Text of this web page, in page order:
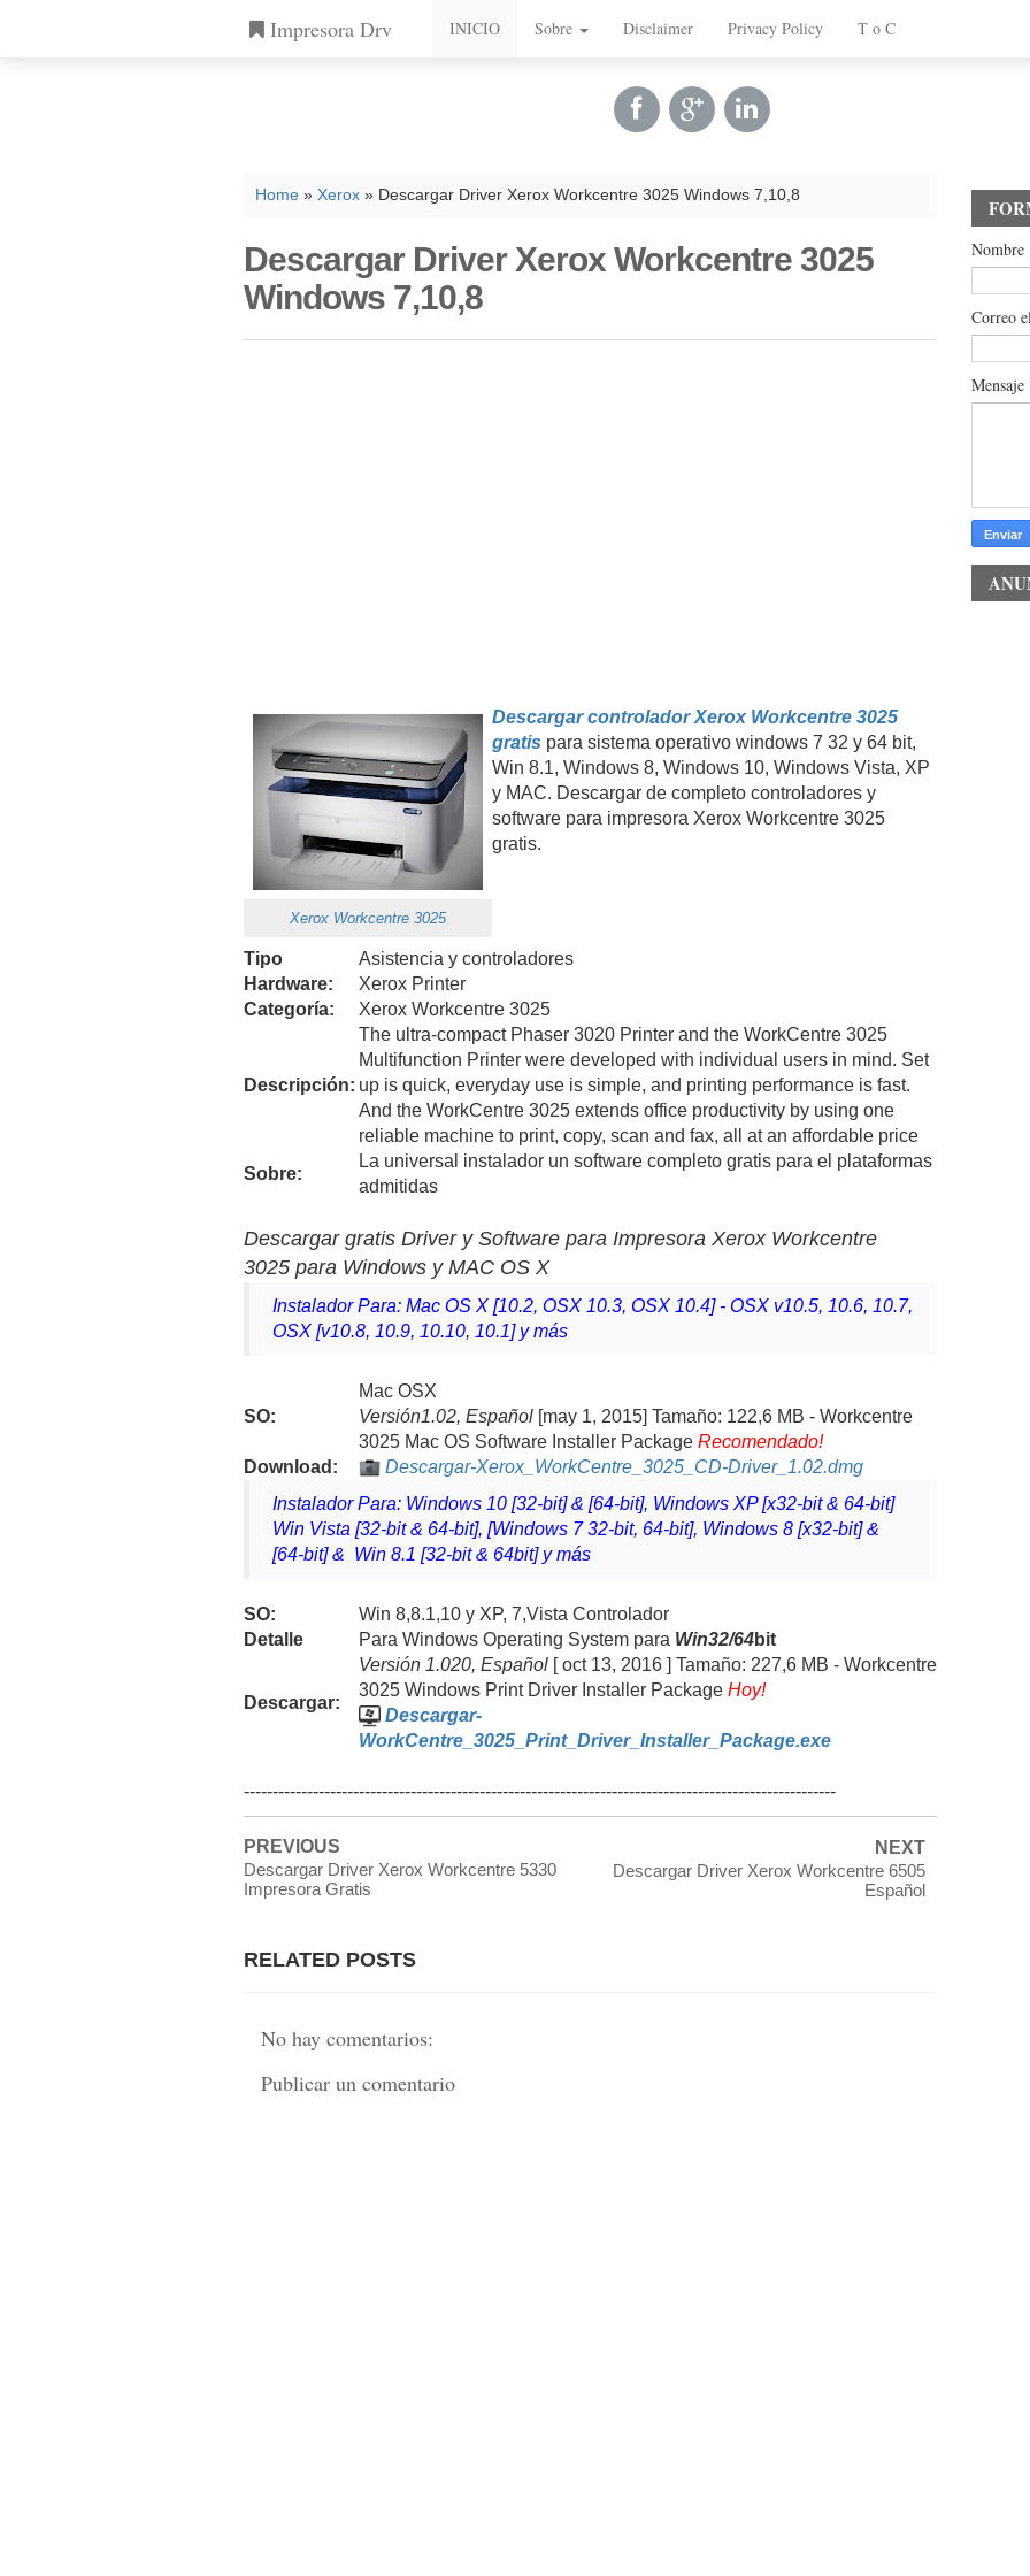
Impresora Drv INICIO Sobre Disclaimer Privacy Policy T o C
Home » Xerox » Descargar Driver Xerox Workcentre 3025 Windows 7,10,8
Descargar Driver Xerox Workcentre 3025
Windows 7,10,8
Xerox Workcentre 3025
Descargar controlador Xerox Workcentre 3025
gratis para sistema operativo windows 7 32 y 64 bit,
Win 8.1, Windows 8, Windows 10, Windows Vista, XP
y MAC. Descargar de completo controladores y
software para impresora Xerox Workcentre 3025
gratis.
Tipo
Asistencia y controladores
Hardware:
Xerox Printer
Categoría:
Xerox Workcentre 3025
Descripción:
The ultra-compact Phaser 3020 Printer and the WorkCentre 3025
Multifunction Printer were developed with individual users in mind. Set
up is quick, everyday use is simple, and printing performance is fast.
And the WorkCentre 3025 extends office productivity by using one
reliable machine to print, copy, scan and fax, all at an affordable price
Sobre:
La universal instalador un software completo gratis para el plataformas
admitidas
Descargar gratis Driver y Software para Impresora Xerox Workcentre
3025 para Windows y MAC OS X
Instalador Para: Mac OS X [10.2, OSX 10.3, OSX 10.4] - OSX v10.5, 10.6, 10.7,
OSX [v10.8, 10.9, 10.10, 10.1] y más
SO:
Mac OSX
Versión1.02, Español [may 1, 2015] Tamaño: 122,6 MB - Workcentre
3025 Mac OS Software Installer Package Recomendado!
Download :
Descargar-Xerox_WorkCentre_3025_CD-Driver_1.02.dmg
Instalador Para: Windows 10 [32-bit] & [64-bit], Windows XP [x32-bit & 64-bit]
Win Vista [32-bit & 64-bit], [Windows 7 32-bit, 64-bit], Windows 8 [x32-bit] &
[64-bit] & Win 8.1 [32-bit & 64bit] y más
SO: Win 8,8.1,10 y XP, 7,Vista Controlador
Detalle
Para Windows Operating System para Win32/64bit
Descargar:
Versión 1.020, Español [ oct 13, 2016 ] Tamaño: 227,6 MB - Workcentre
3025 Windows Print Driver Installer Package Hoy!
Descargar-
WorkCentre_3025_Print_Driver_Installer_Package.exe
-------------------------------------------------------------------------------------------------------
PREVIOUS
Descargar Driver Xerox Workcentre 5330
Impresora Gratis
NEXT
Descargar Driver Xerox Workcentre 6505
Español
RELATED POSTS
No hay comentarios:
Publicar un comentario
Nombre
Correo
Mensaje